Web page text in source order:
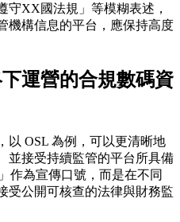
守XX國法規」等模糊表述，
機構信息的平台，應保持高度
運營的合規數碼資
以 OSL 為例，可以更清晰地
並接受持續監管的平台所具備
作為宣傳口號，而是在不同
受公開可核查的法律與財務監